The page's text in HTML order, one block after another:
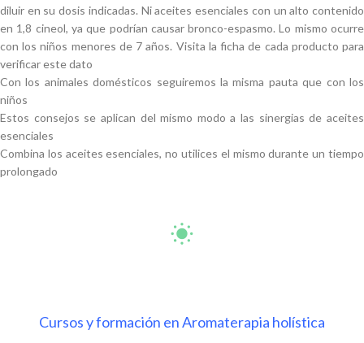
diluir en su dosis indicadas. Ni aceites esenciales con un alto contenido
en 1,8 cineol, ya que podrían causar bronco-espasmo. Lo mismo ocurre
con los niños menores de 7 años. Visita la ficha de cada producto para
verificar este dato
Con los animales domésticos seguiremos la misma pauta que con los
niños
Estos consejos se aplican del mismo modo a las sinergias de aceites
esenciales
Combina los aceites esenciales, no utilices el mismo durante un tiempo
prolongado
Cursos y formación en Aromaterapia holística